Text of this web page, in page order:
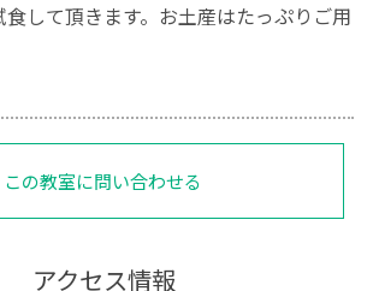
食して頂きます。お土産はたっぷりご用
この教室に問い合わせる
アクセス情報